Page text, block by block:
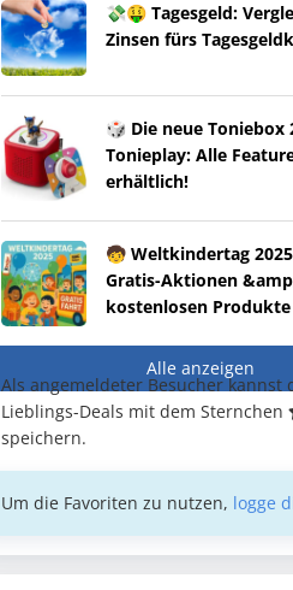
💸🤑 Tagesgeld:
Zinsen fürs
🎲 Die neue Toniebox
Tonieplay: Alle
erhältlich!
🧒 Weltkindertag
Gratis-Aktionen
kostenlosen Produkte
Alle anzeigen
Als angemeldeter Besucher kannst
Lieblings-Deals mit dem Sternchen
speichern.
Um die Favoriten zu nutzen, logge